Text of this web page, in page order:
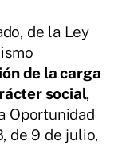
de la Ley
de la carga
social,
Oportunidad
de 9 de julio,